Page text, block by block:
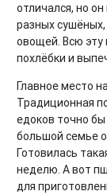
отличался, но
разных сушёных,
овощей. Всю эту
похлёбки и
Главное место
Традиционная
едоков точно
большой семье
Готовилась
неделю. А вот
для